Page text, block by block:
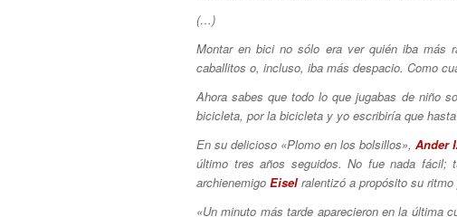
(…)
Montar en bici no sólo era ver quién iba más
caballitos o, incluso, iba más despacio. Como
Ahora sabes que todo lo que jugabas de niño
bicicleta, por la bicicleta y yo escribiría que
En su delicioso «Plomo en los bolsillos», Ander
último tres años seguidos. No fue nada
archienemigo Eisel ralentizó a propósito su
«Un minuto más tarde aparecieron en la última